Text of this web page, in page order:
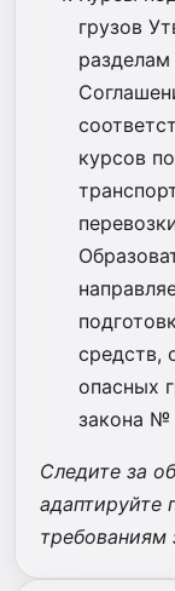
грузов
курсов
средств,
опасных
закона
Следите за
адаптируйте
требованиям